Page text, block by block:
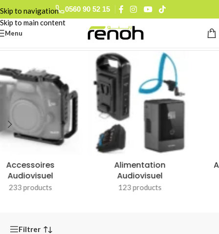
Skip to navigation
Skip to main content
0560 90 52 15
Menu
Appareils Photo &
Objectifs
90 products
Caméras D'Action &
Accessoires
51 products
Filtrer